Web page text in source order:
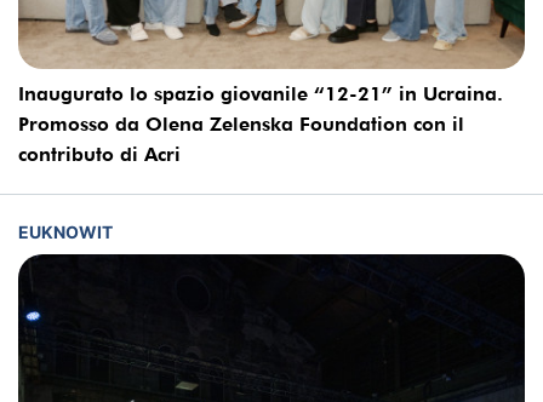
Inaugurato lo spazio giovanile “12-21” in Ucraina.
Promosso da Olena Zelenska Foundation con il
contributo di Acri
EUKNOWIT